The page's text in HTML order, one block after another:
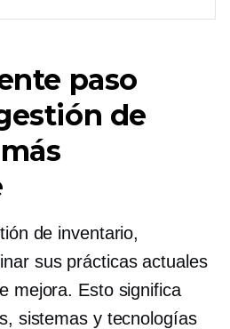
paso
de
de inventario,
sus prácticas actuales
mejora. Esto significa
sistemas y tecnologías